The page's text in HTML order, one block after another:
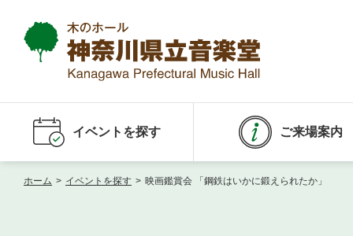
イベントを探す ご来場案内
ホーム > イベントを探す > 映画鑑賞会 「鋼鉄はいかに鍛えられたか」